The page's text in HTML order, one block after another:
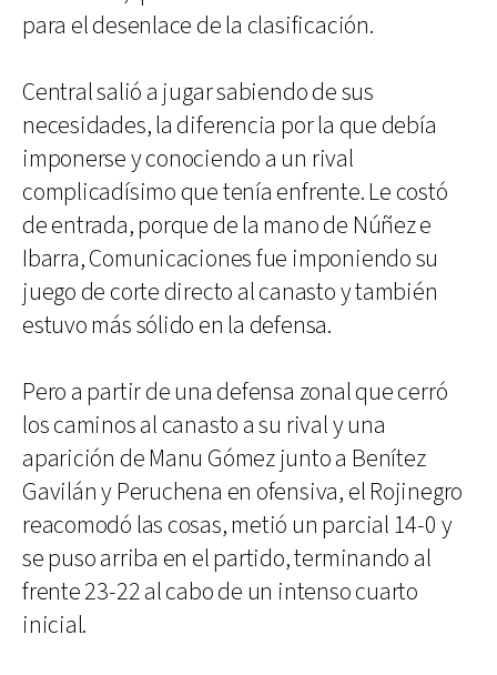
para el desenlace de la clasificación.
Central salió a jugar sabiendo de sus
necesidades, la diferencia por la que debía
imponerse y conociendo a un rival
complicadísimo que tenía enfrente. Le costó
de entrada, porque de la mano de Núñez e
Ibarra, Comunicaciones fue imponiendo su
juego de corte directo al canasto y también
estuvo más sólido en la defensa.
Pero a partir de una defensa zonal que cerró
los caminos al canasto a su rival y una
aparición de Manu Gómez junto a Benítez
Gavilán y Peruchena en ofensiva, el Rojinegro
reacomodó las cosas, metió un parcial 14-0 y
se puso arriba en el partido, terminando al
frente 23-22 al cabo de un intenso cuarto
inicial.